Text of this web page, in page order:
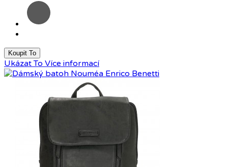
Tmavě
šedá
Koupit To
Ukázat To Více informací